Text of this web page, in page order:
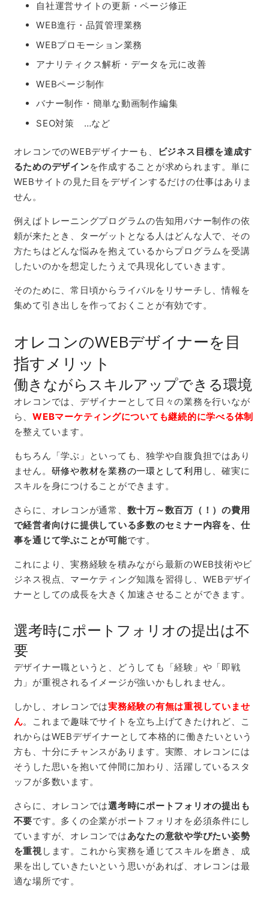
自社運営サイトの更新・ページ修正
WEB進行・品質管理業務
WEBプロモーション業務
アナリティクス解析・データを元に改善
WEBページ制作
バナー制作・簡単な動画制作編集
SEO対策 …など
オレコンでのWEBデザイナーも、
ビジネス目標を達成す
るためのデザインを作成することが求められます。単に
WEBサイトの見た目をデザインするだけの仕事はありま
せん。
例えばトレーニングプログラムの告知用バナー制作の依
頼が来たとき、ターゲットとなる人はどんな人で、その
方たちはどんな悩みを抱えているからプログラムを受講
したいのかを想定したうえで具現化していきます。
そのために、常日頃からライバルをリサーチし、情報を
集めて引き出しを作っておくことが有効です。
オレコンのWEBデザイナーを目
指すメリット
働きながらスキルアップできる環境
オレコンでは、デザイナーとして日々の業務を行いなが
ら、 WEBマーケティングについても継続的に学べる体制
を整えています。
もちろん「学ぶ」といっても、独学や自腹負担ではあり
ません。 研修や教材を業務の一環として利用 し、確実に
スキルを身につけることができます。
さらに、オレコンが通常、 数十万～数百万（！）の費用
で経営者向けに提供している多数のセミナー内容を、仕
事を通じて学ぶことが可能です。
これにより、実務経験を積みながら最新のWEB技術やビ
ジネス視点、マーケティング知識を習得し、 WEBデザイ
ナーとしての成長を大きく加速させることができます。
選考時にポートフォリオの提出は不
要
デザイナー職というと、どうしても「経験」や「即戦
力」が重視されるイメージが強いかもしれません。
しかし、オレコンでは実務経験の有無は重視していませ
ん。これまで趣味でサイトを立ち上げてきたけれど、こ
れからはWEBデザイナーとして本格的に働きたいという
方も、十分にチャンスがあります。実際、オレコンには
そうした思いを抱いて仲間に加わり、活躍しているスタ
ッフが多数います。
さらに、オレコンでは選考時にポートフォリオの提出も
不要です。多くの企業がポートフォリオを必須条件にし
ていますが、オレコンではあなたの意欲や学びたい姿勢
を重視します。これから実務を通じてスキルを磨き、成
果を出していきたいという思いがあれば、オレコンは最
適な場所です。